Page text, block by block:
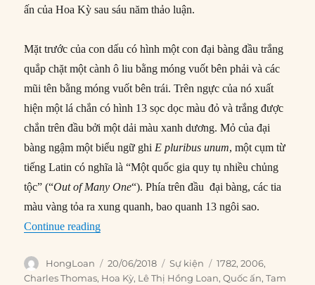
ấn của Hoa Kỳ sau sáu năm thảo luận.
Mặt trước của con dấu có hình một con đại bàng đầu trắng
quắp chặt một cành ô liu bằng móng vuốt bên phải và các
mũi tên bằng móng vuốt bên trái. Trên ngực của nó xuất
hiện một lá chắn có hình 13 sọc dọc màu đỏ và trắng được
chắn trên đầu bởi một dải màu xanh dương. Mỏ của đại
bàng ngậm một biểu ngữ ghi E pluribus unum, một cụm từ
tiếng Latin có nghĩa là “Một quốc gia quy tụ nhiều chủng
tộc” (“Out of Many One“). Phía trên đầu đại bàng, các tia
màu vàng tỏa ra xung quanh, bao quanh 13 ngôi sao.
Continue reading“20/06/1782: Quốc hội thông qua Quốc ấn của
Author
HongLoan
Posted
on
20/06/2018 Categories
Sự kiện Tags
1782,2006,
Charles Thomas, Hoa Kỳ, Lê Thị Hồng Loan,Quốc ấn,Tam